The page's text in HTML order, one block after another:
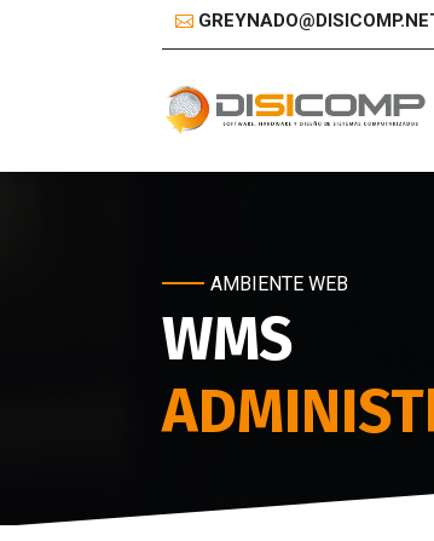
AMBIENTE WEB
WMS